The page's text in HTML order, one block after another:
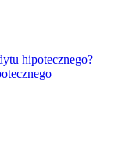
hipotecznego?